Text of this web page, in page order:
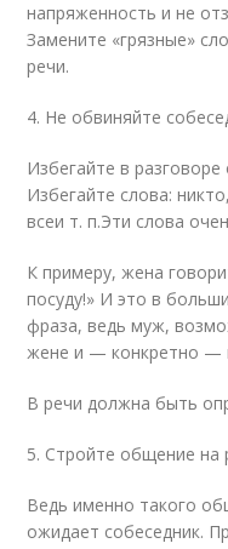
напряженность и не
Замените «грязные»
речи.
4. Не обвиняйте
Избегайте в
Избегайте слова:
всеи т. п.Эти слова
К примеру, жена
посуду!» И это в
фраза, ведь муж,
жене и — конкретно —
В речи должна быть
5. Стройте общение на
Ведь именно такого
ожидает собеседник.